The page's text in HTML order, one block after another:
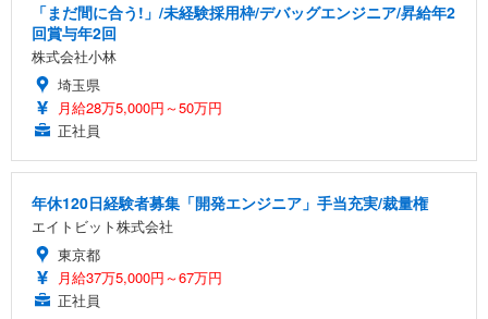
「まだ間に合う!」/未経験採用枠/デバッグエンジニア/昇給年2
回賞与年2回
株式会社小林
埼玉県
月給28万5,000円～50万円
正社員
年休120日経験者募集「開発エンジニア」手当充実/裁量権
エイトビット株式会社
東京都
月給37万5,000円～67万円
正社員